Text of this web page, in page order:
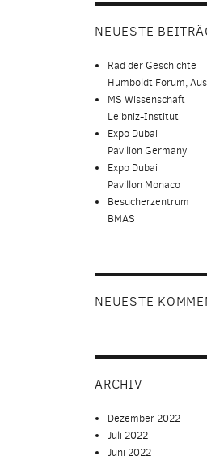
NEUESTE
Rad der Geschichte
Humboldt Forum,
MS Wissenschaft
Leibniz-Institut
Expo Dubai
Pavilion Germany
Expo Dubai
Pavillon Monaco
Besucherzentrum
BMAS
NEUESTE
ARCHIV
Dezember 2022
Juli 2022
Juni 2022